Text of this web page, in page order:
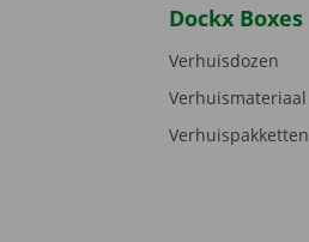
Dockx Boxes
Verhuisdozen
Verhuismateriaal
Verhuispakketten